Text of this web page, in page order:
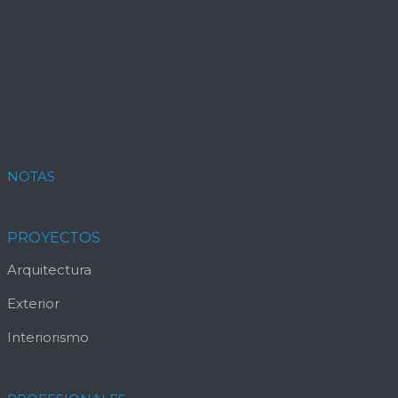
NOTAS
PROYECTOS
Arquitectura
Exterior
Interiorismo